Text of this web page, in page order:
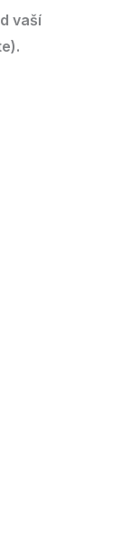
vaší